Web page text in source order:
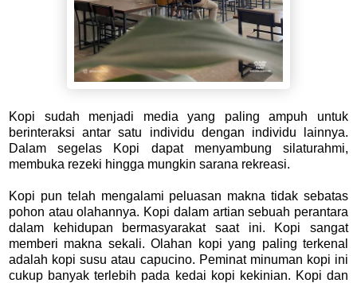
Kopi sudah menjadi media yang paling ampuh untuk
berinteraksi antar satu individu dengan individu lainnya.
Dalam segelas Kopi dapat menyambung silaturahmi,
membuka rezeki hingga mungkin sarana rekreasi.
Kopi pun telah mengalami peluasan makna tidak sebatas
pohon atau olahannya. Kopi dalam artian sebuah perantara
dalam kehidupan bermasyarakat saat ini. Kopi sangat
memberi makna sekali. Olahan kopi yang paling terkenal
adalah kopi susu atau capucino. Peminat minuman kopi ini
cukup banyak terlebih pada kedai kopi kekinian. Kopi dan